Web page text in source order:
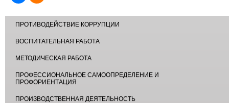
ПРОТИВОДЕЙСТВИЕ КОРРУПЦИИ
ВОСПИТАТЕЛЬНАЯ РАБОТА
МЕТОДИЧЕСКАЯ РАБОТА
ПРОФЕССИОНАЛЬНОЕ САМООПРЕДЕЛЕНИЕ И
ПРОФОРИЕНТАЦИЯ
ПРОИЗВОДСТВЕННАЯ ДЕЯТЕЛЬНОСТЬ